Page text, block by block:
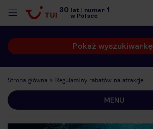
30 lat numer 1
w Polsce
Pokaż wyszukiwarkę
Strona główna Regulaminy rabatów na atrakcje
MENU